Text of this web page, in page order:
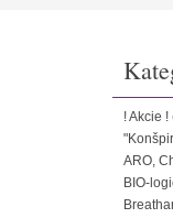
! Akcie !
ARO,
BIO-